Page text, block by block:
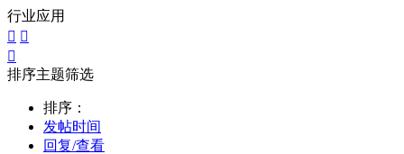
行业应用
 

排序主题筛选
排序：
发帖时间
回复/查看